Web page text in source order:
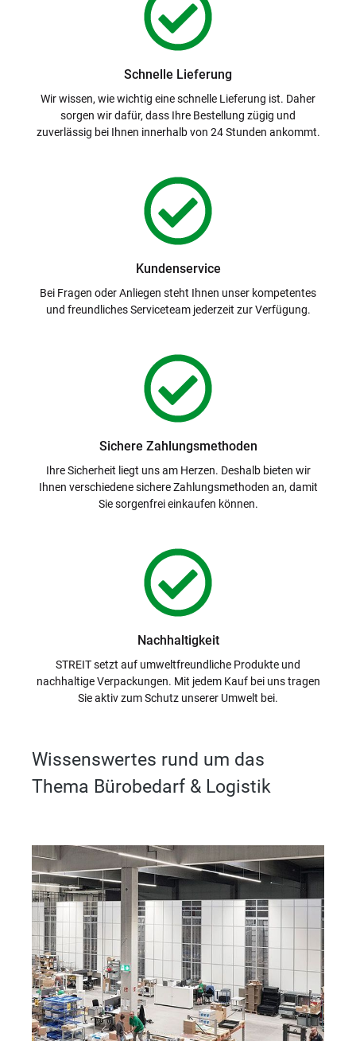
Schnelle Lieferung
Wir wissen, wie wichtig eine schnelle Lieferung ist. Daher
sorgen wir dafür, dass Ihre Bestellung zügig und
zuverlässig bei Ihnen innerhalb von 24 Stunden ankommt.
Kundenservice
Bei Fragen oder Anliegen steht Ihnen unser kompetentes
und freundliches Serviceteam jederzeit zur Verfügung.
Sichere Zahlungsmethoden
Ihre Sicherheit liegt uns am Herzen. Deshalb bieten wir
Ihnen verschiedene sichere Zahlungsmethoden an, damit
Sie sorgenfrei einkaufen können.
Nachhaltigkeit
STREIT setzt auf umweltfreundliche Produkte und
nachhaltige Verpackungen. Mit jedem Kauf bei uns tragen
Sie aktiv zum Schutz unserer Umwelt bei.
Wissenswertes rund um das
Thema Bürobedarf & Logistik